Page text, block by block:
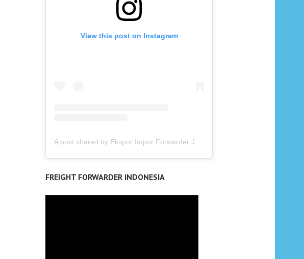
View this post on Instagram
FREIGHT FORWARDER INDONESIA